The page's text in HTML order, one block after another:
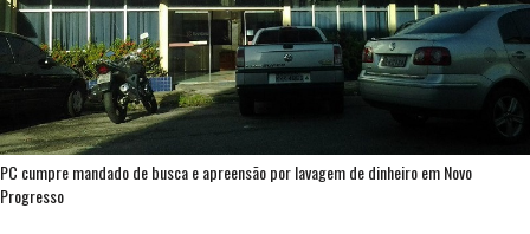
PC cumpre mandado de busca e apreensão por lavagem de dinheiro em Novo
Progresso